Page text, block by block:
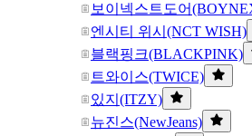
보이넥스트도어
엔시티 위시(NCT WISH)
블랙핑크(BLACKPINK)
트와이스(TWICE)
있지(ITZY)
뉴진스(NewJeans)